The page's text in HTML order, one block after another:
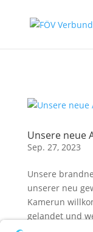
Unsere neue
Sep. 27, 2023
Unsere
unserer neu
Kamerun
gelandet und